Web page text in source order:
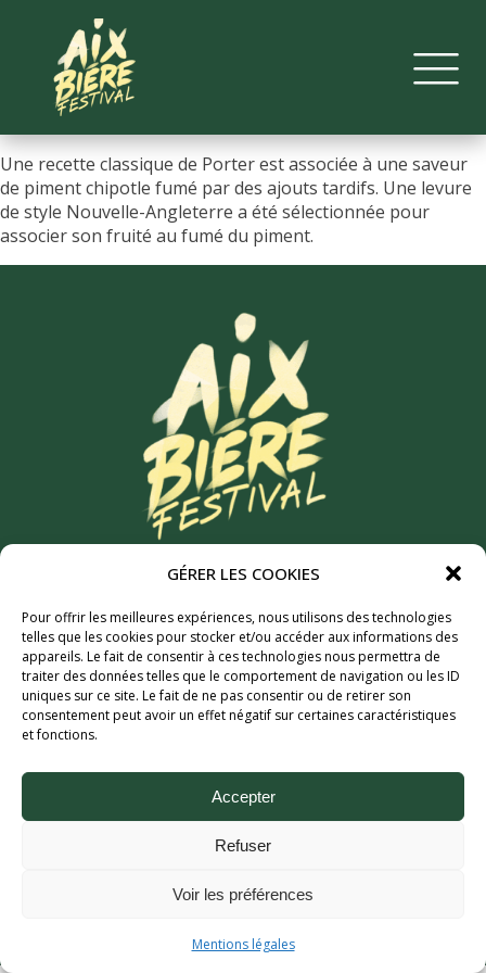
GÉRER LES COOKIES
Pour offrir les meilleures expériences, nous utilisons des technologies
telles que les cookies pour stocker et/ou accéder aux informations des
appareils. Le fait de consentir à ces technologies nous permettra de
traiter des données telles que le comportement de navigation ou les ID
uniques sur ce site. Le fait de ne pas consentir ou de retirer son
consentement peut avoir un effet négatif sur certaines caractéristiques
et fonctions.
Accepter
Refuser
Voir les préférences
Mentions légales
Une recette classique de Porter est associée à une saveur
de piment chipotle fumé par des ajouts tardifs. Une levure
de style Nouvelle-Angleterre a été sélectionnée pour
associer son fruité au fumé du piment.
mai 2027
6MIC, Aix-en-Provence
Partenaires
Aix Bière Festival (c) 2026 - Tous droits réservés.